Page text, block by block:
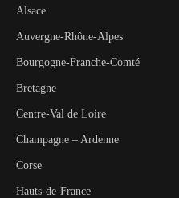
Alsace
Auvergne-Rhône-Alpes
Bourgogne-Franche-Comté
Bretagne
Centre-Val de Loire
Champagne – Ardenne
Corse
Hauts-de-France